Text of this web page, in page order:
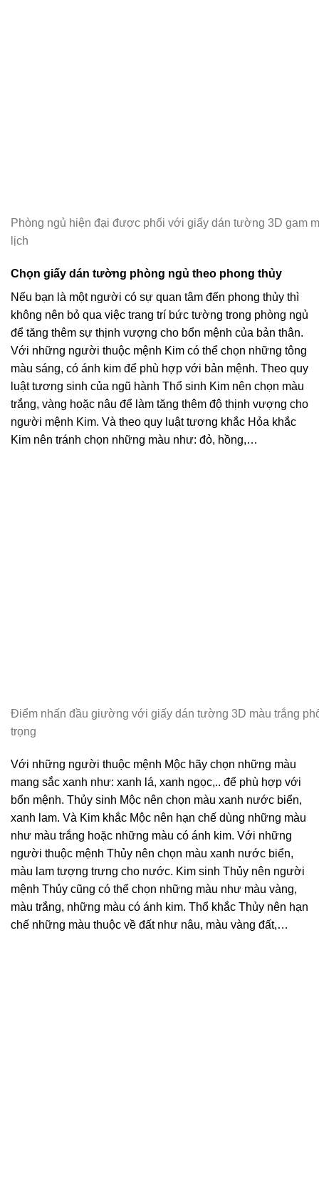
Phòng ngủ hiện đại được phối với giấy dán tường 3D gam
lịch
Chọn giấy dán tường phòng ngủ theo phong thủy
Nếu bạn là một người có sự quan tâm đến phong thủy thì
không nên bỏ qua việc trang trí bức tường trong phòng ngủ
để tăng thêm sự thịnh vượng cho bổn mệnh của bản thân.
Với những người thuộc mệnh Kim có thể chọn những tông
màu sáng, có ánh kim để phù hợp với bản mệnh. Theo quy
luật tương sinh của ngũ hành Thổ sinh Kim nên chọn màu
trắng, vàng hoặc nâu để làm tăng thêm độ thịnh vượng cho
người mệnh Kim. Và theo quy luật tương khắc Hỏa khắc
Kim nên tránh chọn những màu như: đỏ, hồng,…
Điểm nhấn đầu giường với giấy dán tường 3D màu trắng
trọng
Với những người thuộc mệnh Mộc hãy chọn những màu
mang sắc xanh như: xanh lá, xanh ngọc,.. để phù hợp với
bổn mệnh. Thủy sinh Mộc nên chọn màu xanh nước biển,
xanh lam. Và Kim khắc Mộc nên hạn chế dùng những màu
như màu trắng hoặc những màu có ánh kim. Với những
người thuộc mệnh Thủy nên chọn màu xanh nước biển,
màu lam tượng trưng cho nước. Kim sinh Thủy nên người
mệnh Thủy cũng có thể chọn những màu như màu vàng,
màu trắng, những màu có ánh kim. Thổ khắc Thủy nên hạn
chế những màu thuộc về đất như nâu, màu vàng đất,…